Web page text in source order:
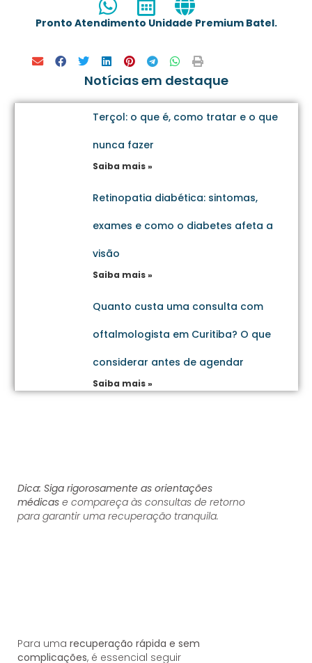
Pronto Atendimento Unidade Premium Batel.
Notícias em destaque
Terçol: o que é, como tratar e o que
nunca fazer
Saiba mais »
Retinopatia diabética: sintomas,
exames e como o diabetes afeta a
visão
Saiba mais »
Quanto custa uma consulta com
oftalmologista em Curitiba? O que
considerar antes de agendar
Saiba mais »
Dica: Siga rigorosamente as orientações
médicas e compareça às consultas de retorno
para garantir uma recuperação tranquila.
Para uma recuperação rápida e sem
complicações, é essencial seguir